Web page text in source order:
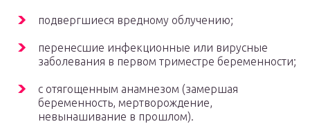
подвергшиеся вредному облучению;
перенесшие инфекционные или вирусные
заболевания в первом триместре беременности;
с отягощенным анамнезом (замершая
беременность, мертворождение,
невынашивание в прошлом).